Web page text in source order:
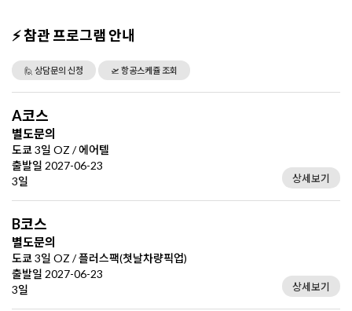
⚡ 참관 프로그램 안내
🙋 상담문의 신청 🛫 항공스케쥴 조회
A코스
별도문의
도쿄 3일 OZ / 에어텔
출발일 2027-06-23
3일
상세보기
B코스
별도문의
도쿄 3일 OZ / 플러스팩(첫날차량픽업)
출발일 2027-06-23
3일
상세보기